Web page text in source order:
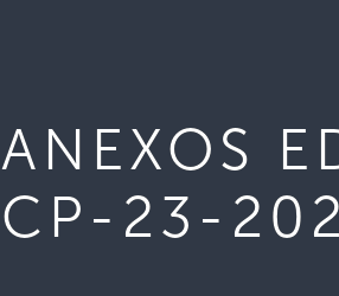
ANEXOS
CP-23-